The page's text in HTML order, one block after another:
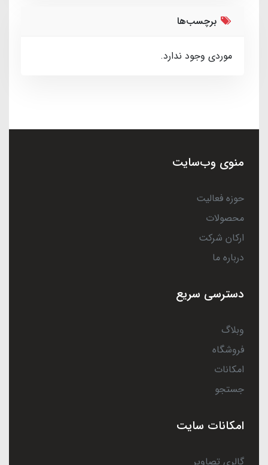
برچسب‌ها
موردی وجود ندارد.
منوی وب‌سایت
حوزه فعالیت
محصولات
ارکان شرکت
درباره ما
دسترسی سریع
وبلاگ
فروشگاه
امکانات
جستجو
امکانات سایت
گالری تصاویر